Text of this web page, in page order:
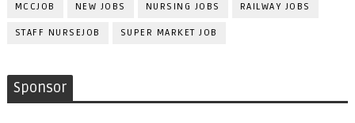
MCCJOB NEW JOBS NURSING JOBS RAILWAY JOBS
STAFF NURSEJOB SUPER MARKET JOB
Sponsor